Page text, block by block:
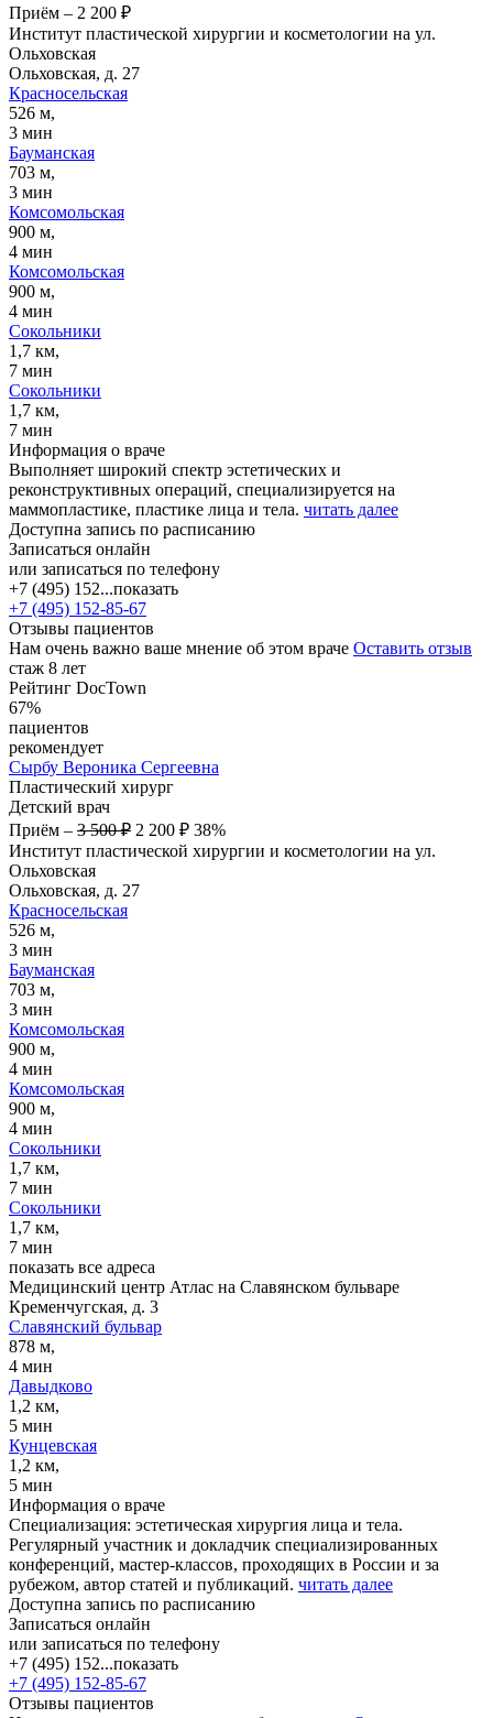
Приём – 2 200 ₽
Институт пластической хирургии и косметологии на ул.
Ольховская
Ольховская, д. 27
Красносельская
526 м,
3 мин
Бауманская
703 м,
3 мин
Комсомольская
900 м,
4 мин
Комсомольская
900 м,
4 мин
Сокольники
1,7 км,
7 мин
Сокольники
1,7 км,
7 мин
Информация о враче
Выполняет широкий спектр эстетических и
реконструктивных операций, специализируется на
маммопластике, пластике лица и тела. читать далее
Доступна запись по расписанию
Записаться онлайн
или записаться по телефону
+7 (495) 152...показать
+7 (495) 152-85-67
Отзывы пациентов
Нам очень важно ваше мнение об этом враче Оставить отзыв
стаж 8 лет
Рейтинг DocTown
67%
пациентов
рекомендует
Сырбу Вероника Сергеевна
Пластический хирург
Детский врач
Приём – 3 500 ₽ 2 200 ₽ 38%
Институт пластической хирургии и косметологии на ул.
Ольховская
Ольховская, д. 27
Красносельская
526 м,
3 мин
Бауманская
703 м,
3 мин
Комсомольская
900 м,
4 мин
Комсомольская
900 м,
4 мин
Сокольники
1,7 км,
7 мин
Сокольники
1,7 км,
7 мин
показать все адреса
Медицинский центр Атлас на Славянском бульваре
Кременчугская, д. 3
Славянский бульвар
878 м,
4 мин
Давыдково
1,2 км,
5 мин
Кунцевская
1,2 км,
5 мин
Информация о враче
Специализация: эстетическая хирургия лица и тела.
Регулярный участник и докладчик специализированных
конференций, мастер-классов, проходящих в России и за
рубежом, автор статей и публикаций. читать далее
Доступна запись по расписанию
Записаться онлайн
или записаться по телефону
+7 (495) 152...показать
+7 (495) 152-85-67
Отзывы пациентов